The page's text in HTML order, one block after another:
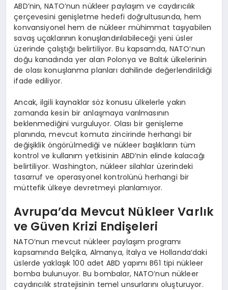
ABD’nin, NATO’nun nükleer paylaşım ve caydırıcılık
çerçevesini genişletme hedefi doğrultusunda, hem
konvansiyonel hem de nükleer mühimmat taşıyabilen
savaş uçaklarının konuşlandırılabileceği yeni üsler
üzerinde çalıştığı belirtiliyor. Bu kapsamda, NATO’nun
doğu kanadında yer alan Polonya ve Baltık ülkelerinin
de olası konuşlanma planları dahilinde değerlendirildiği
ifade ediliyor.
Ancak, ilgili kaynaklar söz konusu ülkelerle yakın
zamanda kesin bir anlaşmaya varılmasının
beklenmediğini vurguluyor. Olası bir genişleme
planında, mevcut komuta zincirinde herhangi bir
değişiklik öngörülmediği ve nükleer başlıkların tüm
kontrol ve kullanım yetkisinin ABD’nin elinde kalacağı
belirtiliyor. Washington, nükleer silahlar üzerindeki
tasarruf ve operasyonel kontrolünü herhangi bir
müttefik ülkeye devretmeyi planlamıyor.
Avrupa’da Mevcut Nükleer Varlık
ve Güven Krizi Endişeleri
NATO’nun mevcut nükleer paylaşım programı
kapsamında Belçika, Almanya, İtalya ve Hollanda’daki
üslerde yaklaşık 100 adet ABD yapımı B61 tipi nükleer
bomba bulunuyor. Bu bombalar, NATO’nun nükleer
caydırıcılık stratejisinin temel unsurlarını oluşturuyor.